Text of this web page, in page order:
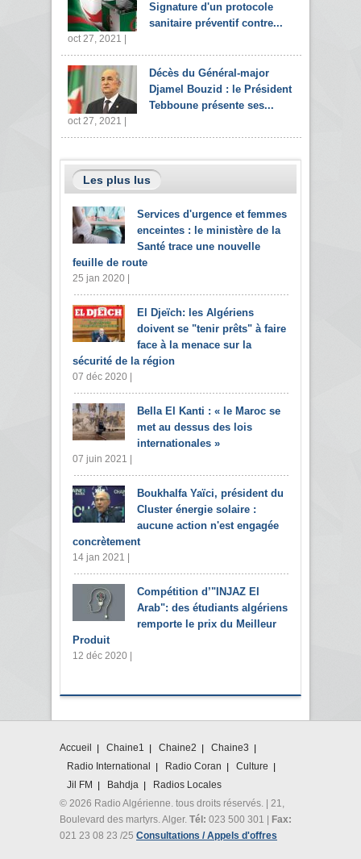
Signature d'un protocole
sanitaire préventif contre...
oct 27, 2021 |
Décès du Général-major
Djamel Bouzid : le Président
Tebboune présente ses...
oct 27, 2021 |
Les plus lus
Services d'urgence et femmes
enceintes : le ministère de la
Santé trace une nouvelle
feuille de route
25 jan 2020 |
El Djeïch: les Algériens
doivent se "tenir prêts" à faire
face à la menace sur la
sécurité de la région
07 déc 2020 |
Bella El Kanti : « le Maroc se
met au dessus des lois
internationales »
07 juin 2021 |
Boukhalfa Yaïci, président du
Cluster énergie solaire :
aucune action n'est engagée
concrètement
14 jan 2021 |
Compétition d’"INJAZ El
Arab": des étudiants algériens
remporte le prix du Meilleur
Produit
12 déc 2020 |
Accueil Chaine1 Chaine2
Chaine3
Radio International
Radio Coran
Culture
Jil FM
Bahdja
Radios Locales
© 2026 Radio Algérienne. tous droits réservés. | 21,
Boulevard des martyrs. Alger. Tél: 023 500 301 |
Fax:
021 23 08 23 /25 Consultations / Appels d'offres